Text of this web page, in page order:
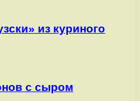
из куриного
с сыром